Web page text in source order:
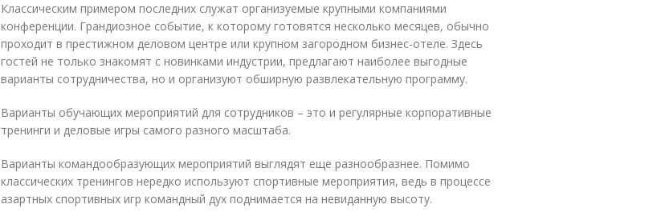
Классическим примером последних служат организуемые крупными компаниями
конференции. Грандиозное событие, к которому готовятся несколько месяцев, обычно
проходит в престижном деловом центре или крупном загородном бизнес-отеле. Здесь
гостей не только знакомят с новинками индустрии, предлагают наиболее выгодные
варианты сотрудничества, но и организуют обширную развлекательную программу.
Варианты обучающих мероприятий для сотрудников – это и регулярные корпоративные
тренинги и деловые игры самого разного масштаба.
Варианты командообразующих мероприятий выглядят еще разнообразнее. Помимо
классических тренингов нередко используют спортивные мероприятия, ведь в процессе
азартных спортивных игр командный дух поднимается на невиданную высоту.